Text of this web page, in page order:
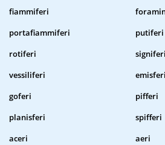
fiammiferi
portafiammiferi
putiferi
rotiferi
signiferi
vessiliferi
emisferi
goferi
pifferi
planisferi
spifferi
aceri
aeri